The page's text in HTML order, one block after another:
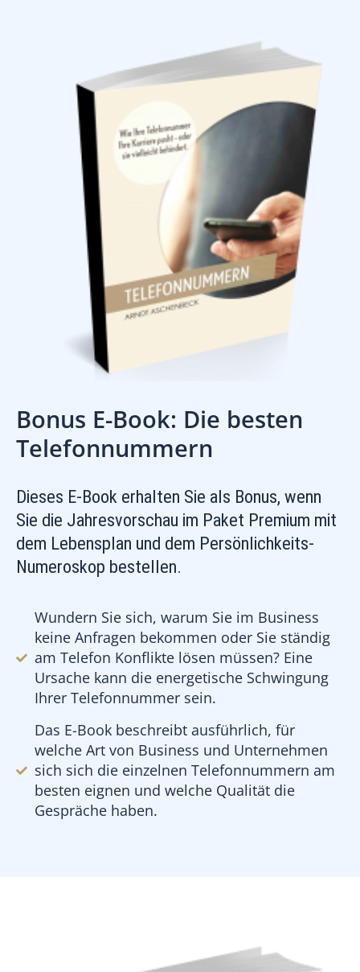
Bonus E-Book: Die besten
Telefonnummern
Dieses E-Book erhalten Sie als Bonus, wenn
Sie die Jahresvorschau im Paket Premium mit
dem Lebensplan und dem Persönlichkeits-
Numeroskop bestellen.
Wundern Sie sich, warum Sie im Business
keine Anfragen bekommen oder Sie ständig
am Telefon Konflikte lösen müssen? Eine
Ursache kann die energetische Schwingung
Ihrer Telefonnummer sein.
Das E-Book beschreibt ausführlich, für
welche Art von Business und Unternehmen
sich sich die einzelnen Telefonnummern am
besten eignen und welche Qualität die
Gespräche haben.